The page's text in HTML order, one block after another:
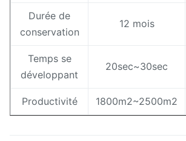
Durée de
conservation
12 mois
Temps se
développant
20sec~30sec
Productivité 1800m2~2500m2